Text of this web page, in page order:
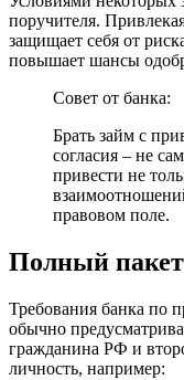
поручителя.
защищает себя от
повышает шансы
Совет от банка:
Брать займ с
согласия – не
привести не
правовом поле.
Полный
Требования банка по
обычно
гражданина РФ и
личность, например: